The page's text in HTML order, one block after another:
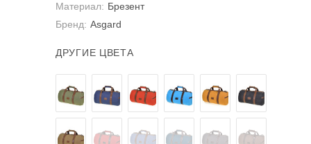
Материал: Брезент
Бренд: Asgard
ДРУГИЕ ЦВЕТА